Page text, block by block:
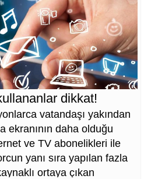
dikkat!
vatandaşı yakından
ekranının daha olduğu
ve TV abonelikleri ile
yanı sıra yapılan fazla
ortaya çıkan